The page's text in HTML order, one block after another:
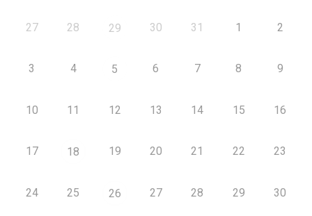
27 28 29 30 31 1 2
3 4 5 6 7 8 9
10 11 12 13 14 15 16
17 18 19 20 21 22 23
24 25 26 27 28 29 30